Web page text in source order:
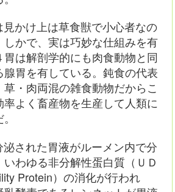
かけ上は草食獣で小心者なの
かで、実は巧妙な仕組みを有
は解剖学的にも肉食動物と同
胃を有している。鈍食の代表
・肉両混の雑食動物だからこ
よく畜産物を生産して人類に
された胃液がルーメン内で分
わゆる非分解性蛋白質（ＵＤ
Protein）の消化が行われ